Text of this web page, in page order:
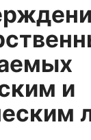
и